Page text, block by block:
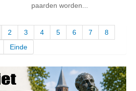
paarden worden...
2 3 4 5 6 7
8
Einde